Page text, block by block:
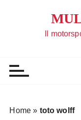
Il
Home » toto wolff